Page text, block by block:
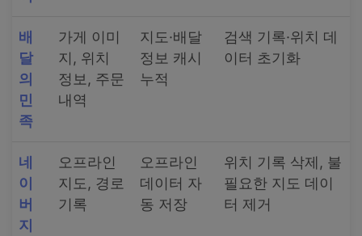
배
달
의
민
족
가게 이미
지, 위치
정보, 주문
내역
지도·배달
정보 캐시
누적
검색 기록·위치 데
이터 초기화
네
이
버
지
오프라인
지도, 경로
기록
오프라인
데이터 자
동 저장
위치 기록 삭제, 불
필요한 지도 데이
터 제거